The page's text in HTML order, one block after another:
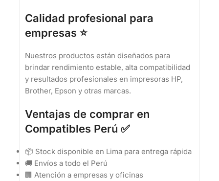
Calidad profesional para
empresas ⭐
Nuestros productos están diseñados para
brindar rendimiento estable, alta compatibilidad
y resultados profesionales en impresoras HP,
Brother, Epson y otras marcas.
Ventajas de comprar en
Compatibles Perú ✅
📦 Stock disponible en Lima para entrega rápida
🚚 Envíos a todo el Perú
🏢 Atención a empresas y oficinas